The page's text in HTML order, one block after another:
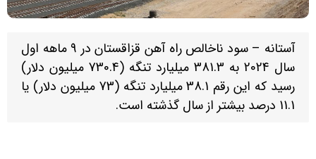
آستانه – سود ناخالص راه آهن قزاقستان در 9 ماهه اول
سال 2024 به 381.3 میلیارد تنگه (730.4 میلیون دلار)
رسید که این رقم 38.1 میلیارد تنگه (73 میلیون دلار) یا
11.1 درصد بیشتر از سال گذشته است.